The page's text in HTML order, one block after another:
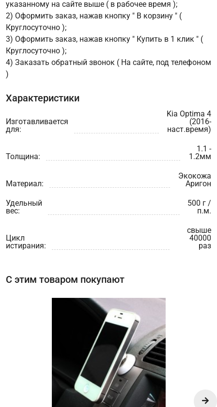
указанному на сайте выше ( в рабочее время );
2) Оформить заказ, нажав кнопку " В корзину " (
Круглосуточно );
3) Оформить заказ, нажав кнопку " Купить в 1 клик " (
Круглосуточно );
4) Заказать обратный звонок ( На сайте, под телефоном
)
Характеристики
Изготавливается
для:
Kia Optima 4
(2016-
наст.время)
Толщина:
1.1 -
1.2мм
Материал:
Экокожа
Аригон
Удельный
вес:
500 г /
п.м.
Цикл
истирания:
свыше
40000
раз
С этим товаром покупают